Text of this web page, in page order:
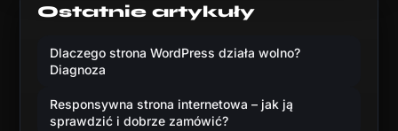
Ostatnie artykuły
Dlaczego strona WordPress działa wolno?
Diagnoza
Responsywna strona internetowa – jak ją
sprawdzić i dobrze zamówić?